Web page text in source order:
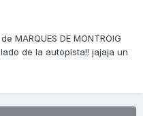
MARQUES DE MONTROIG
de la autopista!! jajaja un